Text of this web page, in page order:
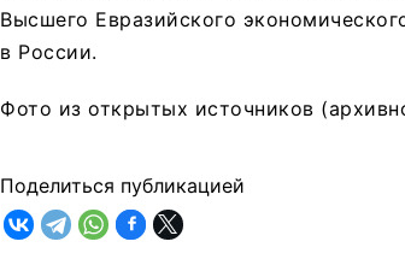
Высшего Евразийского
в России.
Фото из открытых источников
Поделиться публикацией